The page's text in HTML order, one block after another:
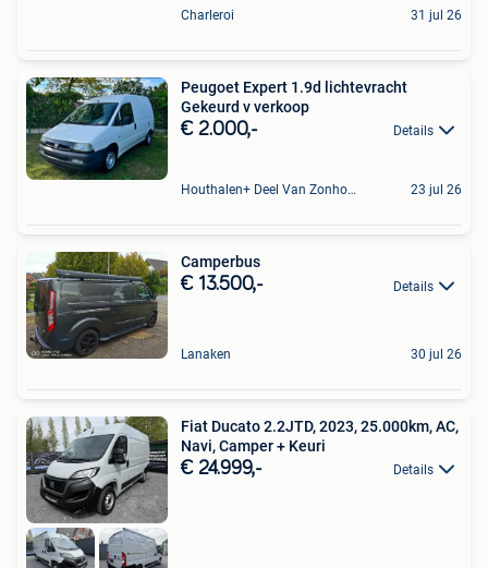
Charleroi 31 jul 26
Peugoet Expert 1.9d lichtevracht
Gekeurd v verkoop
€ 2.000,- Details
Houthalen+ Deel Van Zonhoven En Zolder 23 jul 26
Camperbus
€ 13.500,- Details
Lanaken 30 jul 26
Fiat Ducato 2.2JTD, 2023, 25.000km, AC,
Navi, Camper + Keuri
€ 24.999,- Details